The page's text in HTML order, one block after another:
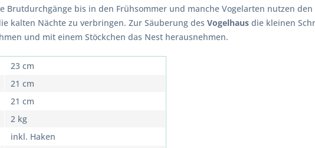
Brutdurchgänge bis in den Frühsommer und manche Vogelarten nutzen
kalten Nächte zu verbringen. Zur Säuberung des Vogelhaus die kleinen
und mit einem Stöckchen das Nest herausnehmen.
23 cm
21 cm
21 cm
2 kg
inkl. Haken